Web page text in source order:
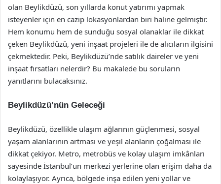
olan Beylikdüzü, son yıllarda konut yatırımı yapmak
isteyenler için en cazip lokasyonlardan biri haline gelmiştir.
Hem konumu hem de sunduğu sosyal olanaklar ile dikkat
çeken Beylikdüzü, yeni inşaat projeleri ile de alıcıların ilgisini
çekmektedir. Peki, Beylikdüzü’nde satılık daireler ve yeni
inşaat fırsatları nelerdir? Bu makalede bu soruların
yanıtlarını bulacaksınız.
Beylikdüzü’nün Geleceği
Beylikdüzü, özellikle ulaşım ağlarının güçlenmesi, sosyal
yaşam alanlarının artması ve yeşil alanların çoğalması ile
dikkat çekiyor. Metro, metrobüs ve kolay ulaşım imkânları
sayesinde İstanbul’un merkezi yerlerine olan erişim daha da
kolaylaşıyor. Ayrıca, bölgede inşa edilen yeni yollar ve